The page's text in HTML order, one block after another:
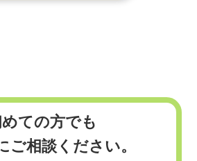
ての方でも
ご相談ください。